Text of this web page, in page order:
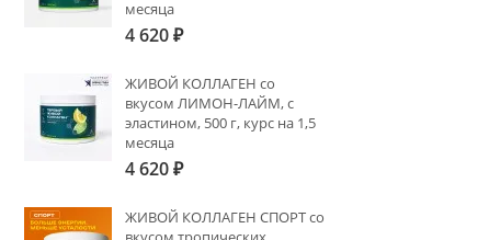
месяца
4 620₽
ЖИВОЙ КОЛЛАГЕН со
вкусом ЛИМОН-ЛАЙМ, с
эластином, 500 г, курс на 1,5
месяца
4 620₽
ЖИВОЙ КОЛЛАГЕН СПОРТ со